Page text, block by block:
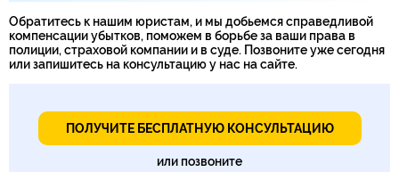
Обратитесь к нашим юристам, и мы добьемся справедливой
компенсации убытков, поможем в борьбе за ваши права в
полиции, страховой компании и в суде. Позвоните уже сегодня
или запишитесь на консультацию у нас на сайте.
ПОЛУЧИТЕ БЕСПЛАТНУЮ КОНСУЛЬТАЦИЮ
или позвоните